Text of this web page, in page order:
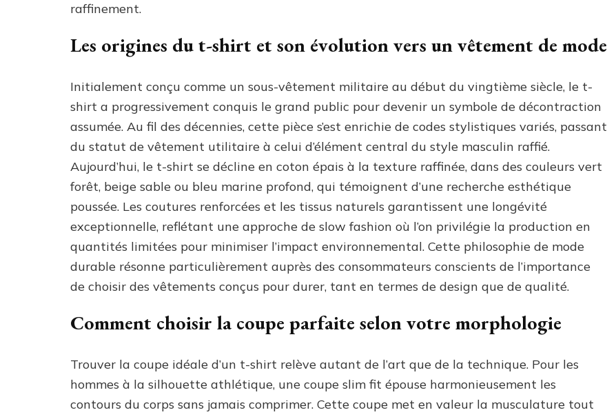
raffinement.
Les origines du t-shirt et son évolution vers un vêtement de mode
Initialement conçu comme un sous-vêtement militaire au début du vingtième siècle, le t-
shirt a progressivement conquis le grand public pour devenir un symbole de décontraction
assumée. Au fil des décennies, cette pièce s’est enrichie de codes stylistiques variés, passant
du statut de vêtement utilitaire à celui d’élément central du style masculin raffié.
Aujourd’hui, le t-shirt se décline en coton épais à la texture raffinée, dans des couleurs vert
forêt, beige sable ou bleu marine profond, qui témoignent d’une recherche esthétique
poussée. Les coutures renforcées et les tissus naturels garantissent une longévité
exceptionnelle, reflétant une approche de slow fashion où l’on privilégie la production en
quantités limitées pour minimiser l’impact environnemental. Cette philosophie de mode
durable résonne particulièrement auprès des consommateurs conscients de l’importance
de choisir des vêtements conçus pour durer, tant en termes de design que de qualité.
Comment choisir la coupe parfaite selon votre morphologie
Trouver la coupe idéale d’un t-shirt relève autant de l’art que de la technique. Pour les
hommes à la silhouette athlétique, une coupe slim fit épouse harmonieusement les
contours du corps sans jamais comprimer. Cette coupe met en valeur la musculature tout